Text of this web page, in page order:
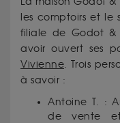
les comptoirs et le
filiale de Godot &
avoir ouvert ses
Vivienne. Trois
à savoir :
Antoine T. :
de vente